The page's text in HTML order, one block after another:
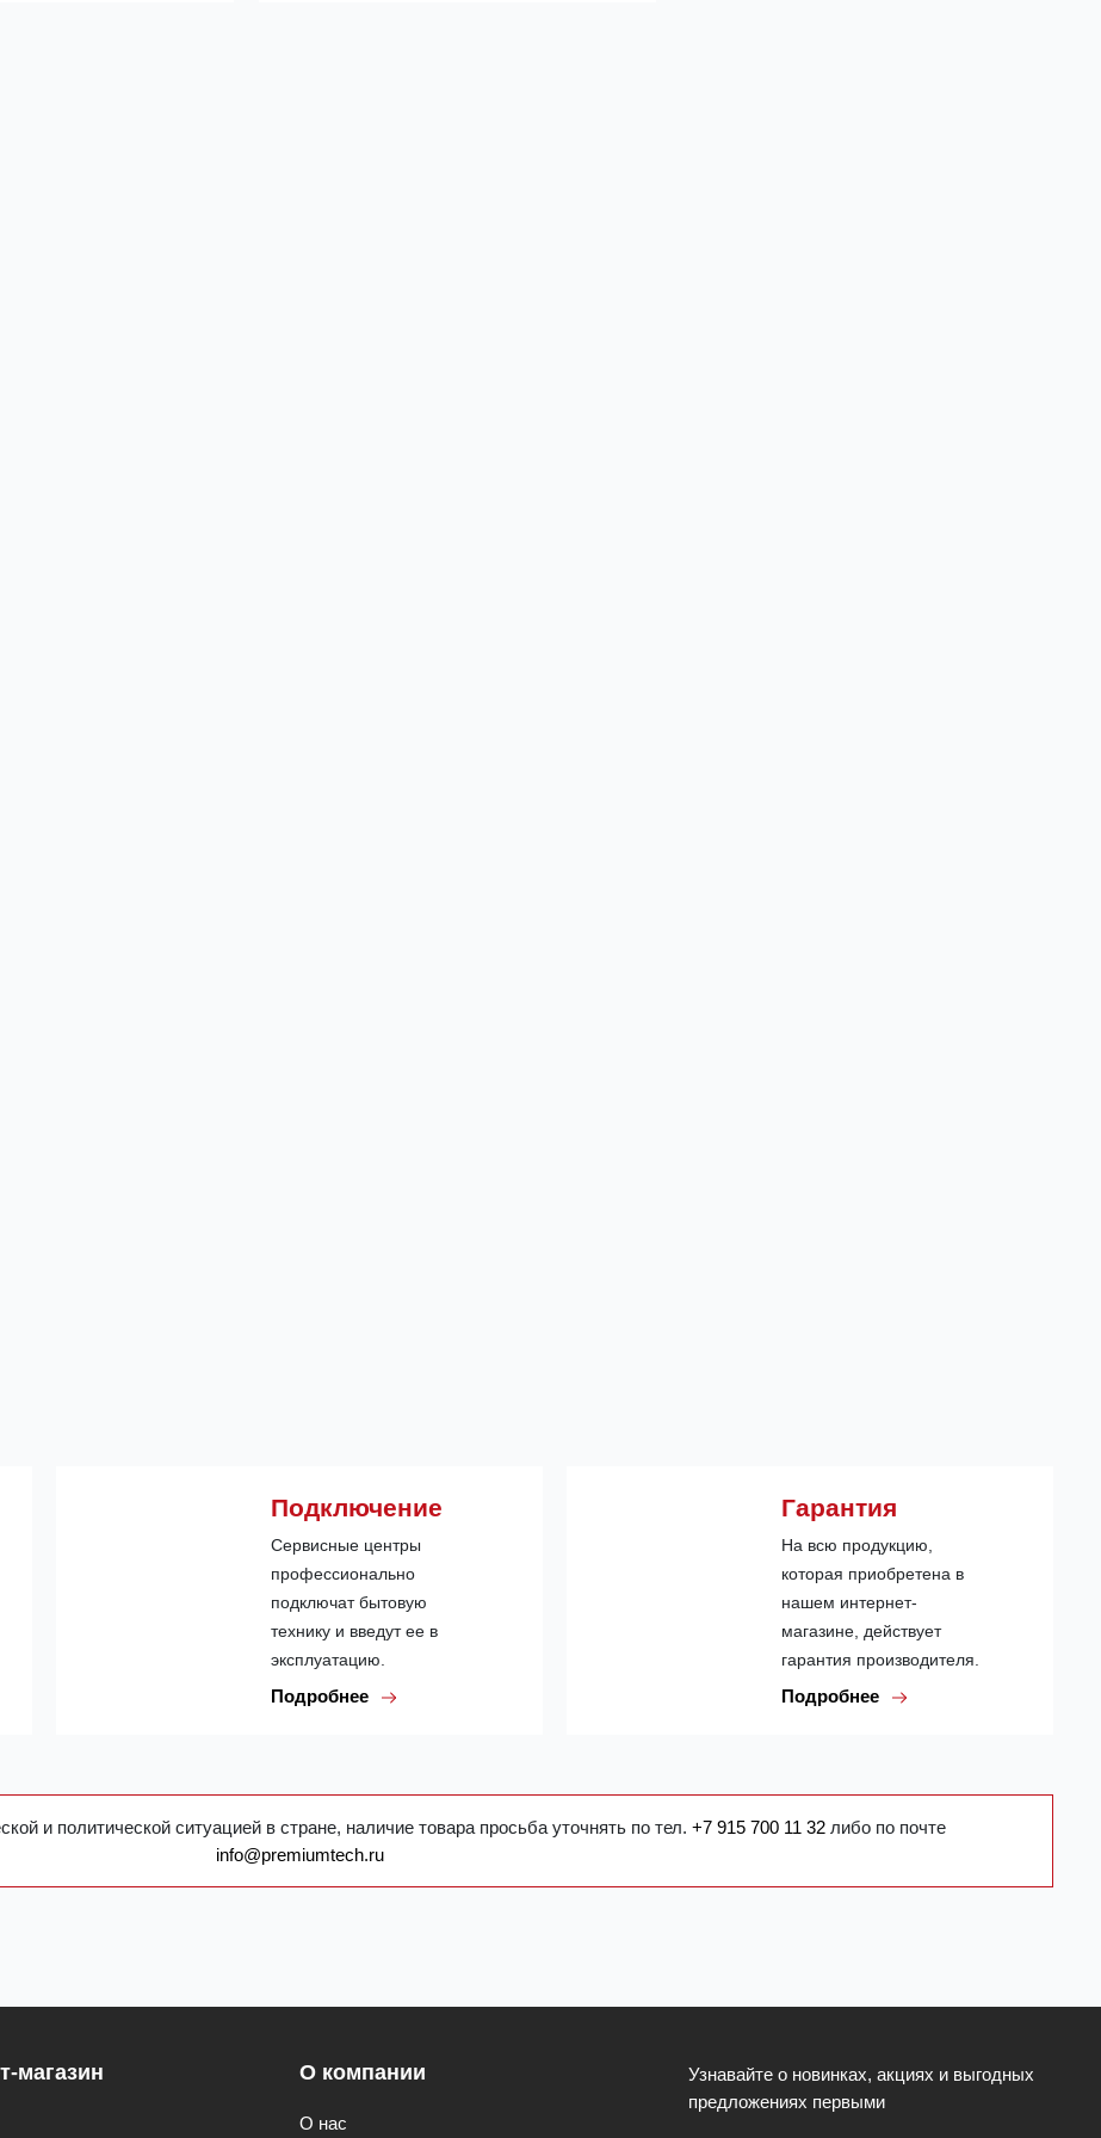
Подключение
Сервисные центры
профессионально
подключат бытовую
технику и введут ее в
эксплуатацию.
Подробнее
Гарантия
На всю продукцию,
которая приобретена в
нашем интернет-
магазине, действует
гарантия производителя.
Подробнее
и политической ситуацией в стране, наличие товара просьба уточнять по тел. +7 915 700 11 32 либо по почте
info@premiumtech.ru
магазин О компании
О нас
Узнавайте о новинках, акциях и выгодных
предложениях первыми